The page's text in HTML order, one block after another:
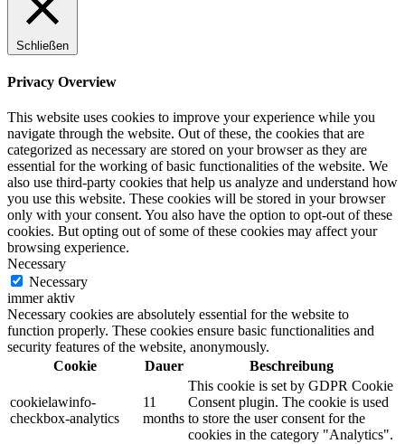
Schließen
Privacy Overview
This website uses cookies to improve your experience while you
navigate through the website. Out of these, the cookies that are
categorized as necessary are stored on your browser as they are
essential for the working of basic functionalities of the website. We
also use third-party cookies that help us analyze and understand how
you use this website. These cookies will be stored in your browser
only with your consent. You also have the option to opt-out of these
cookies. But opting out of some of these cookies may affect your
browsing experience.
Necessary
Necessary
immer aktiv
Necessary cookies are absolutely essential for the website to
function properly. These cookies ensure basic functionalities and
security features of the website, anonymously.
Cookie
Dauer Beschreibung
cookielawinfo-
checkbox-analytics
11
months
This cookie is set by GDPR Cookie
Consent plugin. The cookie is used
to store the user consent for the
cookies in the category "Analytics".